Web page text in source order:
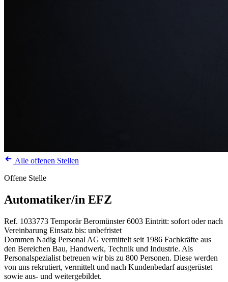
Alle offenen Stellen
Offene Stelle
Automatiker/in EFZ
Ref. 1033773 Temporär Beromünster 6003 Eintritt: sofort oder nach
Vereinbarung Einsatz bis: unbefristet
Dommen Nadig Personal AG vermittelt seit 1986 Fachkräfte aus
den Bereichen Bau, Handwerk, Technik und Industrie. Als
Personalspezialist betreuen wir bis zu 800 Personen. Diese werden
von uns rekrutiert, vermittelt und nach Kundenbedarf ausgerüstet
sowie aus- und weitergebildet.